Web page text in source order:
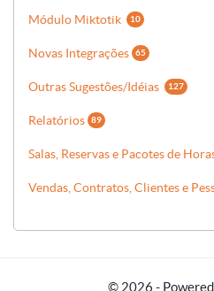
Módulo Miktotik 10
Novas Integrações 65
Outras Sugestões/Idéias 127
Relatórios 89
Salas, Reservas e Pacotes de
Vendas, Contratos, Clientes e
© 2026 -